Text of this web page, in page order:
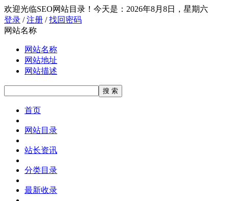
欢迎光临SEO网站目录！ 今天是：2026年8月8日，星期六
登录 /注册 /找回密码
网站名称
网站名称
网站地址
网站描述
首页
网站目录
站长资讯
分类目录
最新收录